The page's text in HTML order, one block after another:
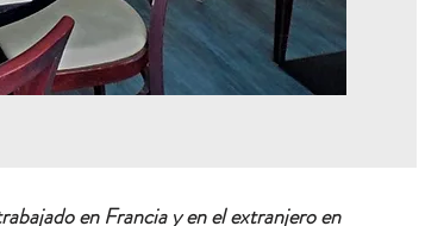
en Francia y en el extranjero en